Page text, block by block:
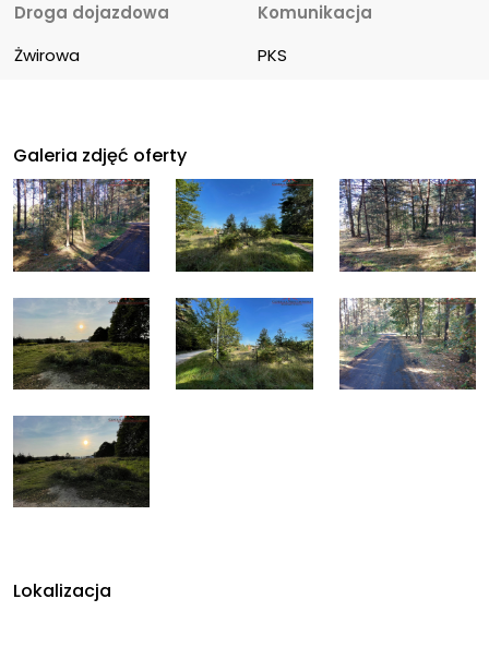
Droga dojazdowa
Żwirowa
Komunikacja
PKS
Galeria zdjęć oferty
Lokalizacja